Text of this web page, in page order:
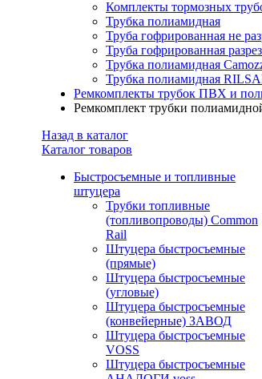
Комплекты тормозных
Трубка полиамидная
Труба гофрированная не
Труба гофрированная
Трубка полиамидная
Трубка полиамидная
Ремкомплекты трубок ПВХ и
Ремкомплект трубки
Назад в каталог
Каталог товаров
Быстросъемные и топливные
штуцера
Трубки топливные
(топливопроводы) Common
Rail
Штуцера быстросъемные
(прямые)
Штуцера быстросъемные
(угловые)
Штуцера быстросъемные
(конвейерные) ЗАВОД
Штуцера быстросъемные
VOSS
Штуцера быстросъемные